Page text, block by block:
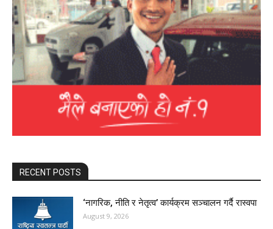
RECENT POSTS
‘नागरिक, नीति र नेतृत्व’ कार्यक्रम सञ्चालन गर्दै रास्वपा
August 9, 2026